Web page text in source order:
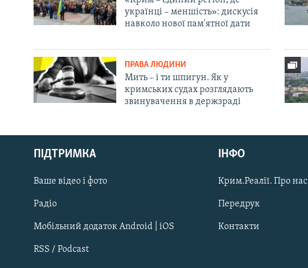
Русский
Qırımtatar
ДОЛУЧАЙСЯ!
українці – меншість»: дискусія
навколо нової пам'ятної дати
ПРАВА ЛЮДИНИ
Мить – і ти шпигун. Як у
кримських судах розглядають
звинувачення в держзраді
ПІДТРИМКА
Ваше відео і фото
Радіо
Мобільний додаток Android | iOS
RSS / Podcast
ІНФО
Крим.Реалії. Про нас
Передрук
Контакти